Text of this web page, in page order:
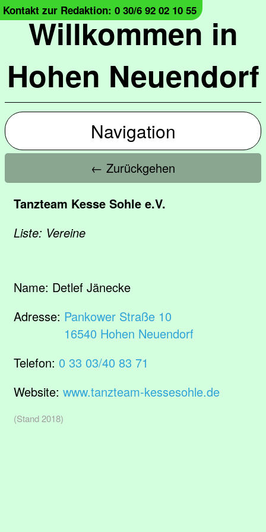
Willkommen in
Hohen Neuendorf
Kontakt zur Redaktion: 0 30/6 92 02 10 55
Navigation
← Zurückgehen
Tanzteam Kesse Sohle e.V.
Liste: Vereine
Name: Detlef Jänecke
Adresse: Pankower Straße 10
16540 Hohen Neuendorf
Telefon: 0 33 03/40 83 71
Website: www.tanzteam-kessesohle.de
(Stand 2018)